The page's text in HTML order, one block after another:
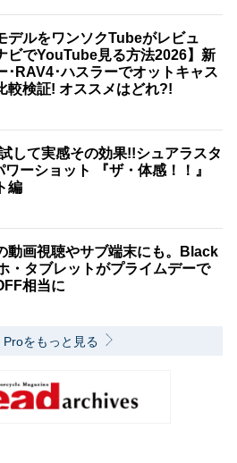
デルをワンソクTubeがレビュ
ビでYouTube見る方法2026】新
･RAV4･ハスラーでオットキャス
較検証! オススメはどれ?!
して実感その効果!!シュアラスタ
ーショット 『ザ・体感！！』
編
動画視聴やサブ端末にも。Black
・タブレットがプライムデーで
相当に
をもっと見る